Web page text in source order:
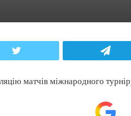
матчів міжнародного